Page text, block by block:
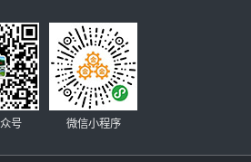
号 微信小程序